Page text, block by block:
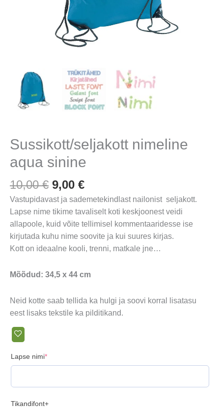
Sussikott/seljakott nimeline
aqua sinine
10,00€ Algne
hind
oli:
10,00 €.
9,00 €Praegune
hind
on:
9,00 €.
Vastupidavast ja sademetekindlast nailonist seljakott.
Lapse nime tikime tavaliselt koti keskjoonest veidi
allapoole, kuid võite tellimisel kommentaaridesse ise
kirjutada kuhu nime soovite ja kui suures kirjas.
Kott on ideaalne kooli, trenni, matkale jne…
Mõõdud: 34,5 x 44 cm
Neid kotte saab tellida ka hulgi ja soovi korral lisatasu
eest lisaks tekstile ka pilditikand.
Lapse nimi*(required)
Tikandifont+